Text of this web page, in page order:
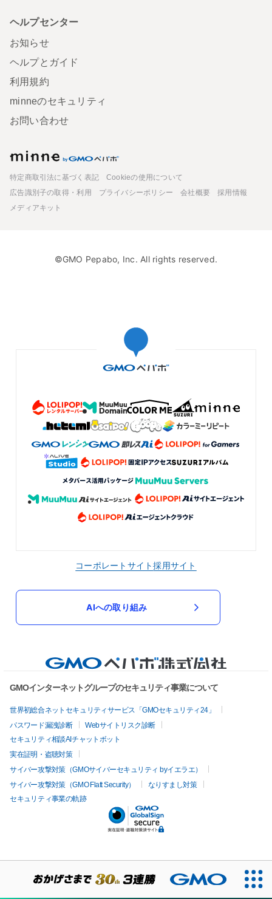
ヘルプセンター
お知らせ
ヘルプとガイド
利用規約
minneのセキュリティ
お問い合わせ
特定商取引法に基づく表記
Cookieの使用について
広告識別子の取得・利用
プライバシーポリシー 会社概要
採用情報
メディアキット
©GMO Pepabo, Inc. All rights reserved.
コーポレートサイト採用サイト
AIへの取り組み
GMOインターネットグループのセキュリティ事業について
世界初総合ネットセキュリティサービス「GMOセキュリティ24」
パスワード漏洩診断
Webサイトリスク診断
セキュリティ相談AIチャットボット
実在証明・盗聴対策
サイバー攻撃対策（GMOサイバーセキュリティ byイエラエ）
サイバー攻撃対策（GMO Flatt Security）
なりすまし対策
セキュリティ事業の軌跡